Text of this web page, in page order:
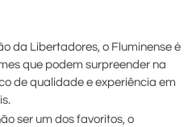
da Libertadores, o Fluminense é
que podem surpreender na
de qualidade e experiência em
ser um dos favoritos, o